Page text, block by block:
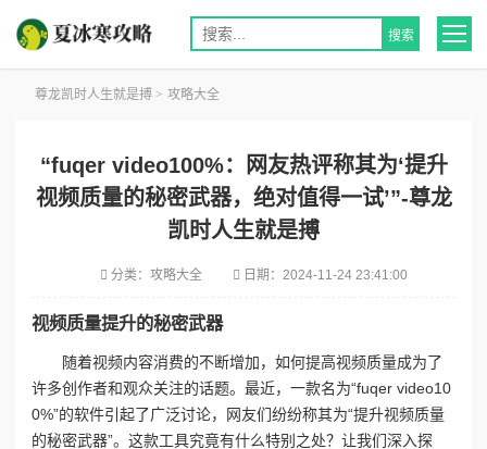
尊龙凯时人生就是搏 > 攻略大全
“fuqer video100%：网友热评称其为‘提升
视频质量的秘密武器，绝对值得一试’”-尊龙
凯时人生就是搏
分类： 攻略大全 日期： 2024-11-24 23:41:00
视频质量提升的秘密武器
随着视频内容消费的不断增加，如何提高视频质量成为了
许多创作者和观众关注的话题。最近，一款名为“fuqer video10
0%”的软件引起了广泛讨论，网友们纷纷称其为“提升视频质量
的秘密武器”。这款工具究竟有什么特别之处？让我们深入探